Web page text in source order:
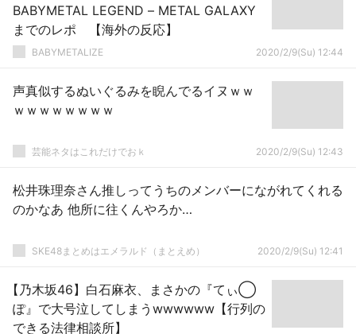
BABYMETAL LEGEND – METAL GALAXY
までのレポ 【海外の反応】
BABYMETALIZE 2020/2/9(Su) 12:44
声真似するぬいぐるみを睨んでるイヌｗｗ
ｗｗｗｗｗｗｗｗ
芸能ネタはこれだけでおｋ 2020/2/9(Su) 12:43
松井珠理奈さん推しってうちのメンバーにながれてくれる
のかなあ 他所に往くんやろか…
SKE48まとめはエメラルド（まとえめ） 2020/2/9(Su) 12:41
【乃木坂46】白石麻衣、まさかの『てぃ◯
ぽ』で大号泣してしまうwwwwww【行列の
できる法律相談所】